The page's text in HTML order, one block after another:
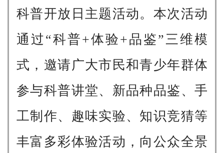
科普开放日主题活动。本次活动
通过“科普+体验+品鉴”三维模
式，邀请广大市民和青少年群体
参与科普讲堂、新品种品鉴、手
工制作、趣味实验、知识竞猜等
丰富多彩体验活动，向公众全景